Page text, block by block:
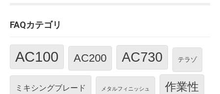
FAQカテゴリ
AC100 AC200 AC730 テラゾ
ミキシングブレード メタルフィニッシュ 作業性